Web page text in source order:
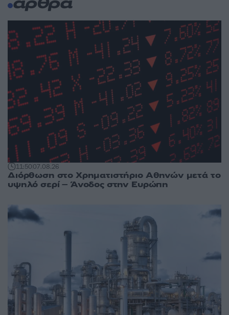
άρθρα
11:5007.08.26
Διόρθωση στο Χρηματιστήριο Αθηνών μετά το
υψηλό σερί – Άνοδος στην Ευρώπη